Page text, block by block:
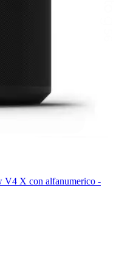
1 Wireless Charging
V4 X con alfanumerico -